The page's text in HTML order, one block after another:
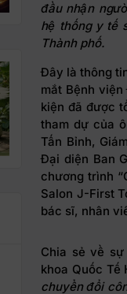
đầu nhận
hệ thống y tế
Thành phố.
Đây là thông
mắt Bệnh
kiện đã được
tham dự của
Tấn Bỉnh,
Đại diện Ban
chương trình
Salon J-First
bác sĩ, nhân
Chia sẻ về sự
khoa Quốc Tế
chuyển đổi